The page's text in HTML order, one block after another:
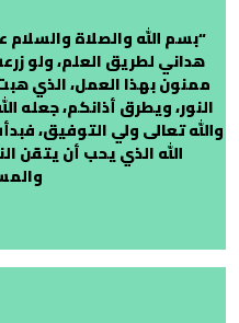
“بسم الله والصلاة والسلام
هداني لطريق العلم، ولو
ممنون بهذا العمل، الذي
النور، ويطرق أذانكم، جعله
والله تعالى ولي التوفيق،
الله الذي يحب أن يتقن